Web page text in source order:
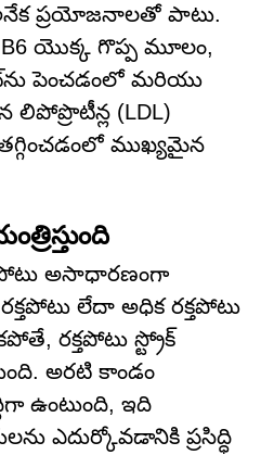
ప్రయోజనాలతో పాటు.
యొక్క గొప్ప మూలం,
పెంచడంలో మరియు
లిపోప్రొటీన్ల (LDL)
ముఖ్యమైన
అసాధారణంగా
లేదా అధిక రక్తపోటు
రక్తపోటు స్ట్రోక్
అరటి కాండం
ఉంటుంది, ఇది
ఎదుర్కోవడానికి ప్రసిద్ధి